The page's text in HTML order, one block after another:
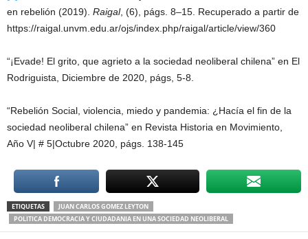
en rebelión (2019). Raigal, (6), págs. 8–15. Recuperado a partir de
https://raigal.unvm.edu.ar/ojs/index.php/raigal/article/view/360
“¡Evade! El grito, que agrieto a la sociedad neoliberal chilena” en El
Rodriguista, Diciembre de 2020, págs, 5-8.
“Rebelión Social, violencia, miedo y pandemia: ¿Hacía el fin de la
sociedad neoliberal chilena” en Revista Historia en Movimiento,
Año V| # 5|Octubre 2020, págs. 138-145
ETIQUETAS
JUAN CARLOS GOMEZ LEYTON
POLITICA DEMOCRACIA Y CIUDADANIA EN UNA SOCIEDAD NEOLIBERAL